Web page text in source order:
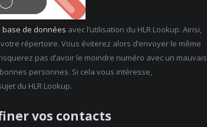
de données avec l’utilisation du HLR Lookup. Ainsi,
répertoire. Vous éviterez alors d’envoyer le même
pas d’avoir le moindre numéro avec un mauvais
personnes. Si cela vous intéresse,
du HLR Lookup.
vos contacts